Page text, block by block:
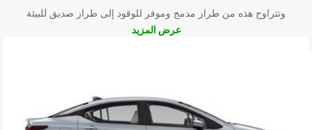
وتتراوح هذه من طراز مدمج وموفر للوقود إلى طراز صديق للبيئة
عرض المزيد